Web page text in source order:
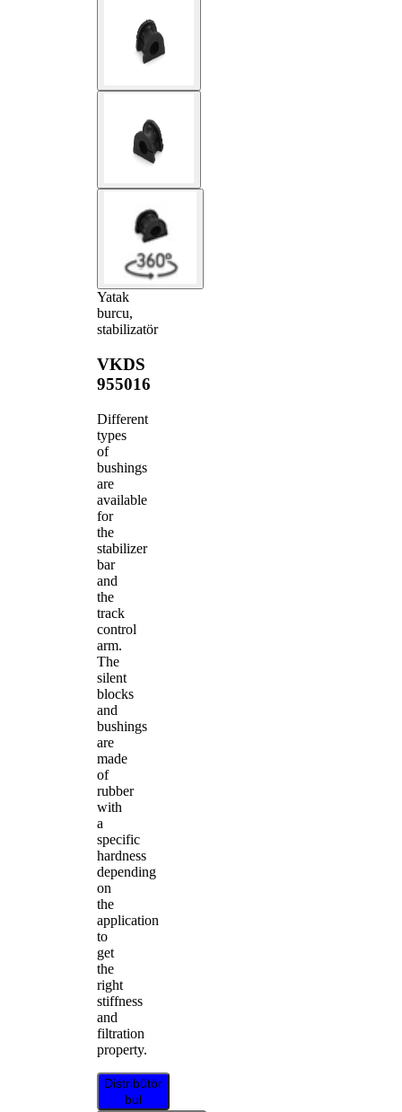
Yatak
burcu,
stabilizatör
VKDS
955016
Different
types
of
bushings
are
available
for
the
stabilizer
bar
and
the
track
control
arm.
The
silent
blocks
and
bushings
are
made
of
rubber
with
a
specific
hardness
depending
on
the
application
to
get
the
right
stiffness
and
filtration
property.
Distribütör
bul